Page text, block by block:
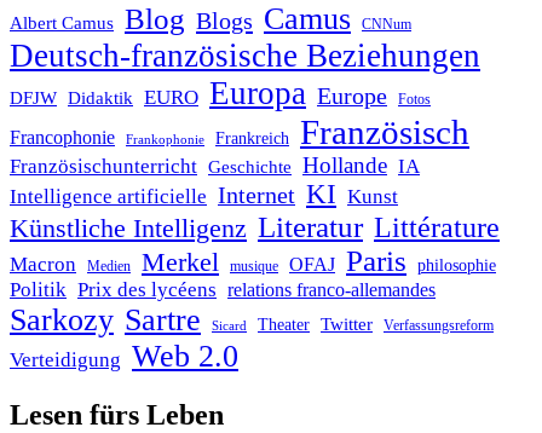
Albert Camus Blog Blogs Camus CNNum
Deutsch-französische Beziehungen
DFJW Didaktik EURO Europa Europe Fotos
Francophonie Frankophonie Frankreich Französisch
Französischunterricht Geschichte Hollande IA
Intelligence artificielle Internet KI Kunst
Künstliche Intelligenz Literatur Littérature
Macron Medien Merkel musique OFAJ Paris philosophie
Politik Prix des lycéens relations franco-allemandes
Sarkozy Sartre Sicard Theater Twitter Verfassungsreform
Verteidigung Web 2.0
Lesen fürs Leben